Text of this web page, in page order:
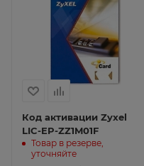
Код активации Zyxel
LIC-EP-ZZ1M01F
Товар в резерве,
уточняйте